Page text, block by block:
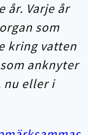
år. Varje år
som
kring vatten
anknyter
nu eller i